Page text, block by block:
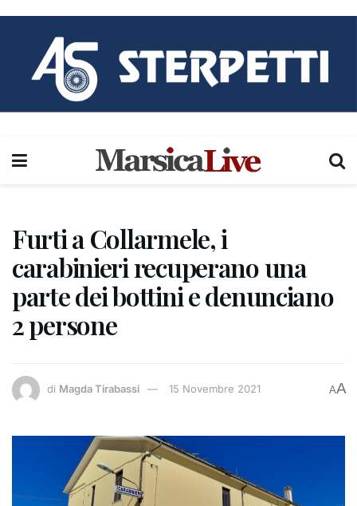
Furti a Collarmele, i
carabinieri recuperano una
parte dei bottini e denunciano
2 persone
di Magda Tirabassi 15 Novembre 2021 AA